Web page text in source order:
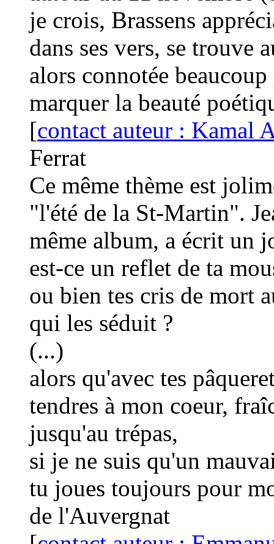
je crois, Brassens
dans ses vers, se trouve
alors connotée
marquer la beauté
[contact auteur : Kamal
Ferrat
Ce même thème est
"l'été de la St-Martin".
même album, a écrit un
est-ce un reflet de ta
ou bien tes cris de mort
qui les séduit ?
(...)
alors qu'avec tes
tendres à mon coeur,
jusqu'au trépas,
si je ne suis qu'un
tu joues toujours pour
de l'Auvergnat